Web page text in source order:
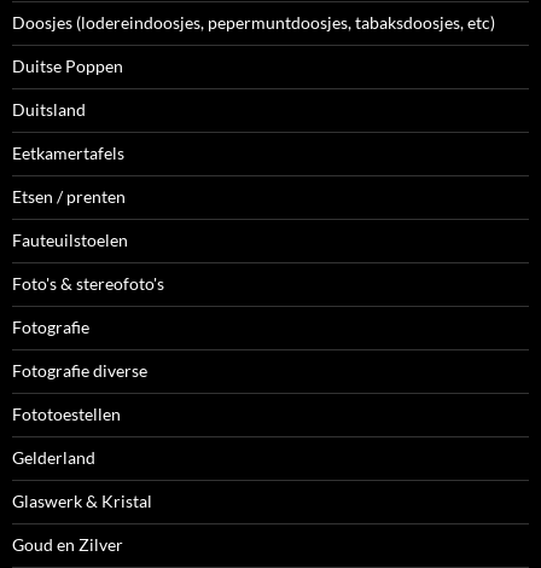
Doosjes (lodereindoosjes, pepermuntdoosjes, tabaksdoosjes, etc)
Duitse Poppen
Duitsland
Eetkamertafels
Etsen / prenten
Fauteuilstoelen
Foto's & stereofoto's
Fotografie
Fotografie diverse
Fototoestellen
Gelderland
Glaswerk & Kristal
Goud en Zilver